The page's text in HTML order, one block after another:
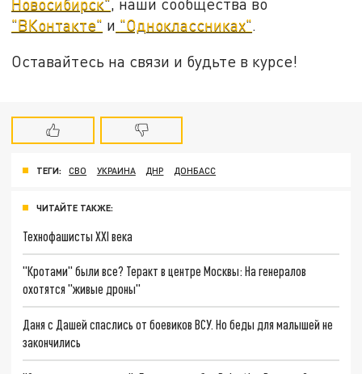
"ВКонтакте" и "Одноклассниках".
Оставайтесь на связи и будьте в курсе!
ТЕГИ: СВО УКРАИНА ДНР ДОНБАСС
ЧИТАЙТЕ ТАКЖЕ:
Технофашисты XXI века
"Кротами" были все? Теракт в центре Москвы: На генералов
охотятся "живые дроны"
Даня с Дашей спаслись от боевиков ВСУ. Но беды для малышей не
закончились